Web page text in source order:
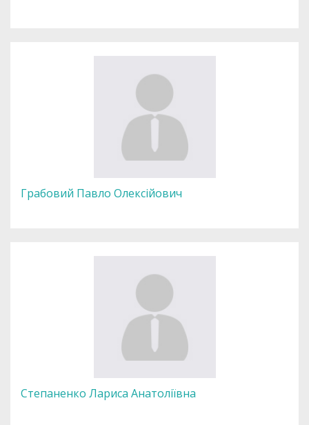
Грабовий Павло Олексійович
Степаненко Лариса Анатоліївна